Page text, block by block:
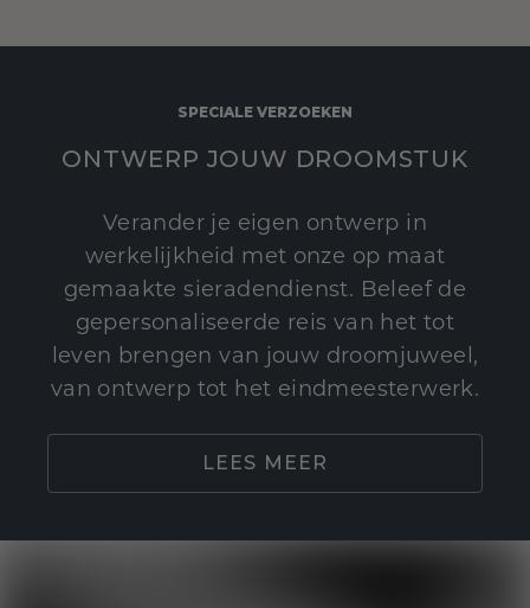
SPECIALE VERZOEKEN
ONTWERP JOUW DROOMSTUK
Verander je eigen ontwerp in
werkelijkheid met onze op maat
gemaakte sieradendienst. Beleef de
gepersonaliseerde reis van het tot
leven brengen van jouw droomjuweel,
van ontwerp tot het eindmeesterwerk.
LEES MEER